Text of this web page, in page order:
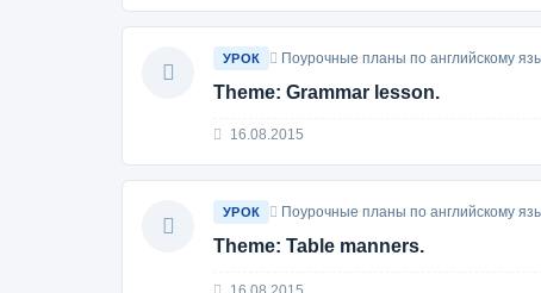
УРОК Поурочные планы по английскому
Theme: Grammar lesson.
16.08.2015
УРОК Поурочные планы по английскому
Theme: Table manners.